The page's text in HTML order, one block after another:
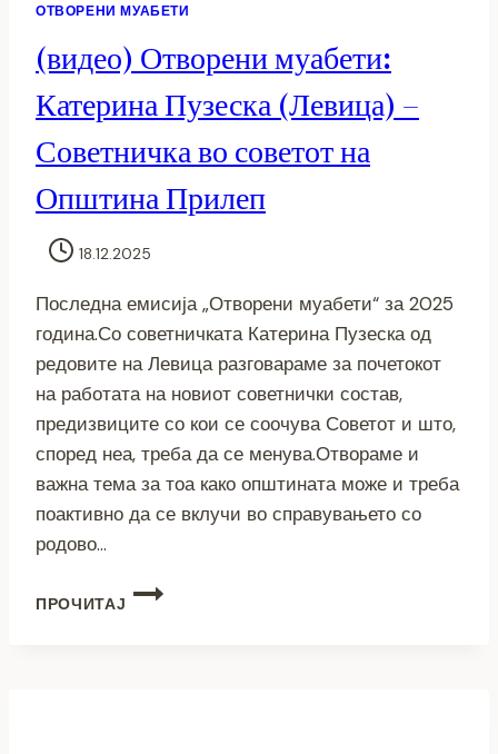
ОТВОРЕНИ МУАБЕТИ
(видео) Отворени муабети:
Катерина Пузеска (Левица) –
Советничка во советот на
Општина Прилеп
18.12.2025
Последна емисија „Отворени муабети“ за 2025
година.Со советничката Катерина Пузеска од
редовите на Левица разговараме за почетокот
на работата на новиот советнички состав,
предизвиците со кои се соочува Советот и што,
според неа, треба да се менува.Отвораме и
важна тема за тоа како општината може и треба
поактивно да се вклучи во справувањето со
родово…
ПРОЧИТАЈ
(ВИДЕО)